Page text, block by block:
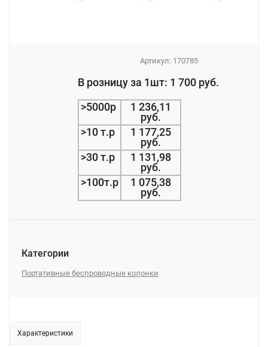
Артикул: 170785
В розницу за 1шт: 1 700 руб.
>5000р
1 236,11
руб.
>10 т.р
1 177,25
руб.
>30 т.р
1 131,98
руб.
>100т.р
1 075,38
руб.
Категории
Портативные беспроводные колонки
Характеристики